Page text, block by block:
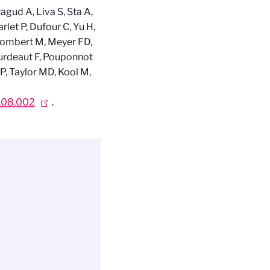
A, Liva S, Sta A,
P, Dufour C, Yu H,
M, Meyer FD,
F, Pouponnot
Taylor MD, Kool M,
.